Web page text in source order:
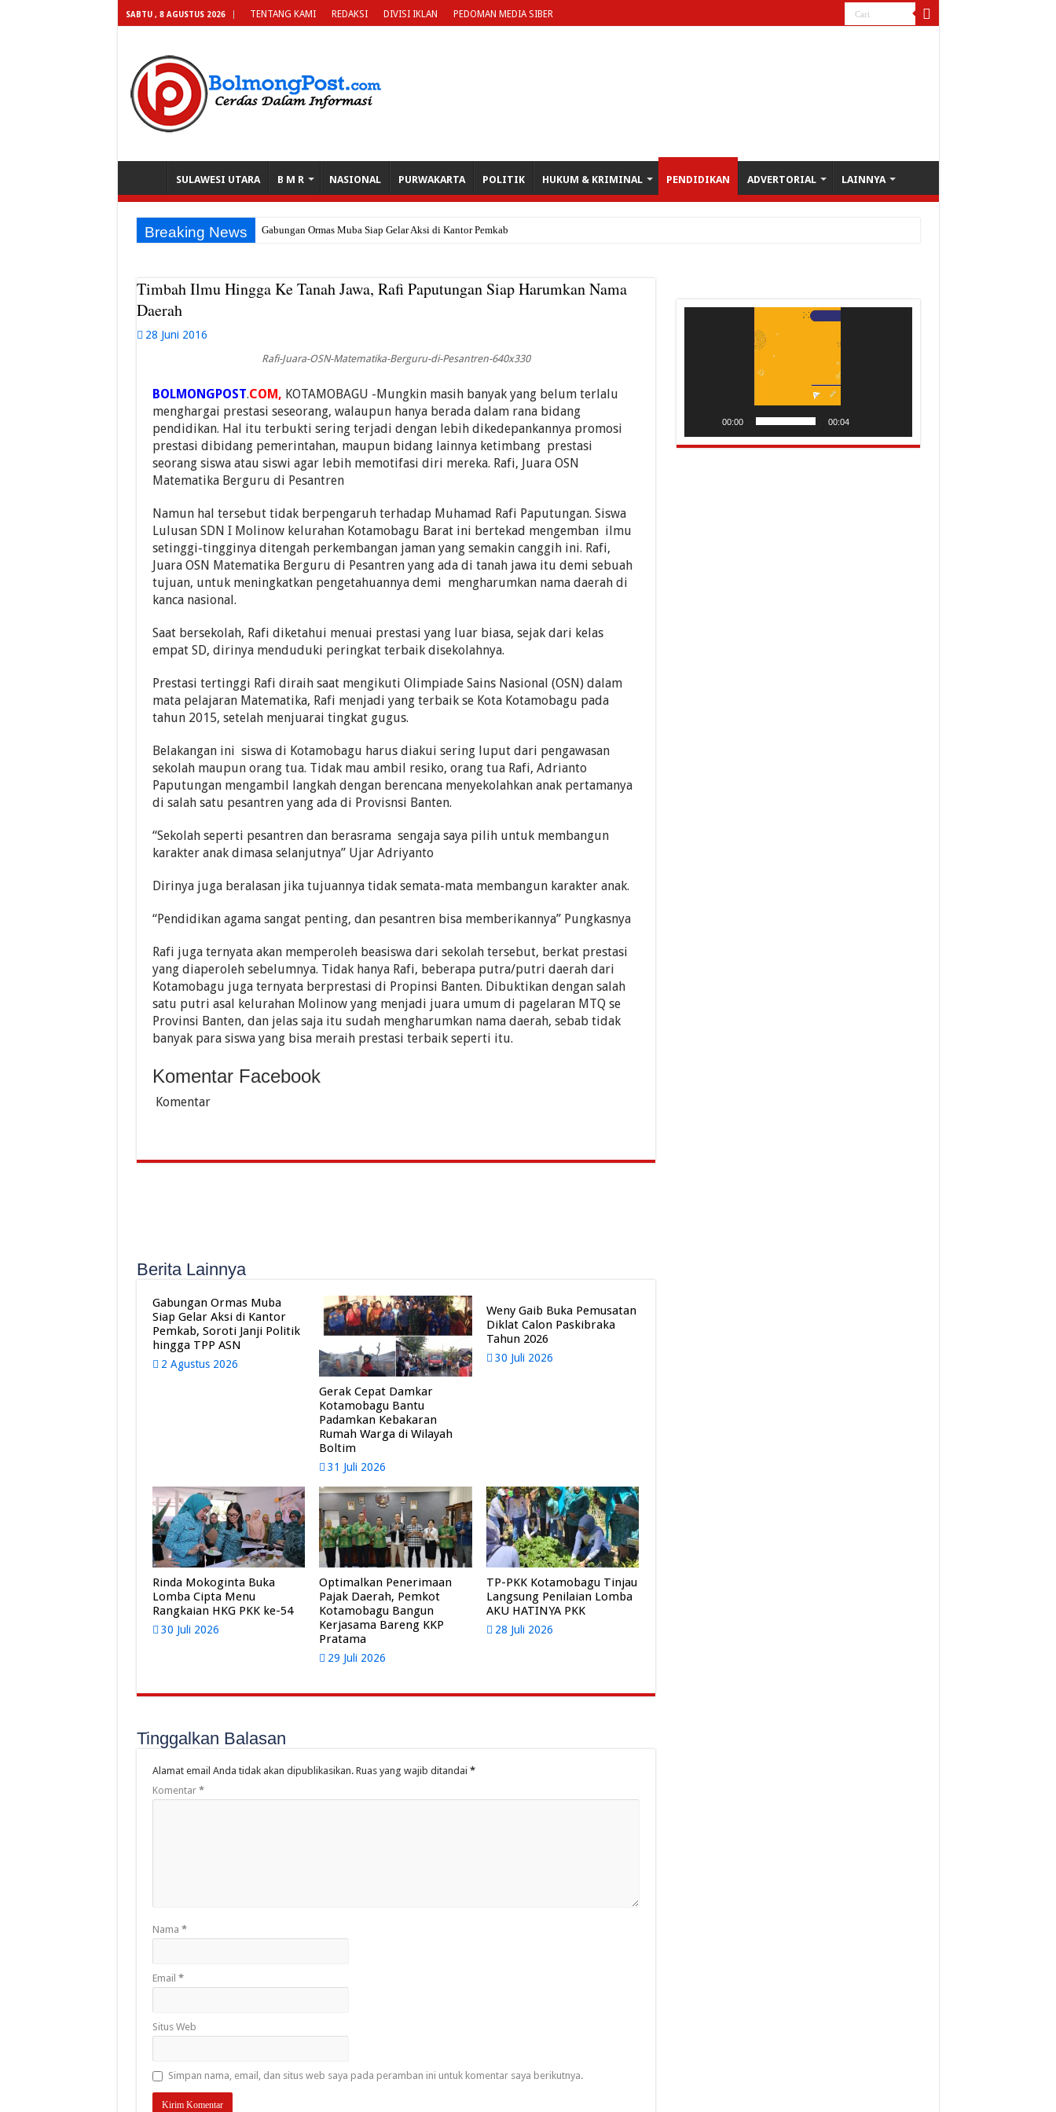
SABTU , 8 AGUSTUS 2026 TENTANG KAMI REDAKSI DIVISI IKLAN PEDOMAN MEDIA SIBER
SULAWESI UTARA B M R NASIONAL PURWAKARTA POLITIK HUKUM & KRIMINAL PENDIDIKAN ADVERTORIAL LAINNYA
Breaking News Gabungan Ormas Muba Siap Gelar Aksi di Kantor Pemkab, Soroti Janji Pol
Timbah Ilmu Hingga Ke Tanah Jawa, Rafi Paputungan Siap Harumkan Nama
Daerah
28 Juni 2016
Rafi-Juara-OSN-Matematika-Berguru-di-Pesantren-640x330
BOLMONGPOST.COM, KOTAMOBAGU -Mungkin masih banyak yang belum terlalu
menghargai prestasi seseorang, walaupun hanya berada dalam rana bidang
pendidikan. Hal itu terbukti sering terjadi dengan lebih dikedepankannya promosi
prestasi dibidang pemerintahan, maupun bidang lainnya ketimbang prestasi
seorang siswa atau siswi agar lebih memotifasi diri mereka. Rafi, Juara OSN
Matematika Berguru di Pesantren
Namun hal tersebut tidak berpengaruh terhadap Muhamad Rafi Paputungan. Siswa
Lulusan SDN I Molinow kelurahan Kotamobagu Barat ini bertekad mengemban ilmu
setinggi-tingginya ditengah perkembangan jaman yang semakin canggih ini. Rafi,
Juara OSN Matematika Berguru di Pesantren yang ada di tanah jawa itu demi sebuah
tujuan, untuk meningkatkan pengetahuannya demi mengharumkan nama daerah di
kanca nasional.
Saat bersekolah, Rafi diketahui menuai prestasi yang luar biasa, sejak dari kelas
empat SD, dirinya menduduki peringkat terbaik disekolahnya.
Prestasi tertinggi Rafi diraih saat mengikuti Olimpiade Sains Nasional (OSN) dalam
mata pelajaran Matematika, Rafi menjadi yang terbaik se Kota Kotamobagu pada
tahun 2015, setelah menjuarai tingkat gugus.
Belakangan ini siswa di Kotamobagu harus diakui sering luput dari pengawasan
sekolah maupun orang tua. Tidak mau ambil resiko, orang tua Rafi, Adrianto
Paputungan mengambil langkah dengan berencana menyekolahkan anak pertamanya
di salah satu pesantren yang ada di Provisnsi Banten.
“Sekolah seperti pesantren dan berasrama sengaja saya pilih untuk membangun
karakter anak dimasa selanjutnya” Ujar Adriyanto
Dirinya juga beralasan jika tujuannya tidak semata-mata membangun karakter anak.
“Pendidikan agama sangat penting, dan pesantren bisa memberikannya” Pungkasnya
Rafi juga ternyata akan memperoleh beasiswa dari sekolah tersebut, berkat prestasi
yang diaperoleh sebelumnya. Tidak hanya Rafi, beberapa putra/putri daerah dari
Kotamobagu juga ternyata berprestasi di Propinsi Banten. Dibuktikan dengan salah
satu putri asal kelurahan Molinow yang menjadi juara umum di pagelaran MTQ se
Provinsi Banten, dan jelas saja itu sudah mengharumkan nama daerah, sebab tidak
banyak para siswa yang bisa meraih prestasi terbaik seperti itu.
Komentar Facebook
Komentar
Berita Lainnya
Gabungan Ormas Muba
Siap Gelar Aksi di Kantor
Pemkab, Soroti Janji Politik
hingga TPP ASN
2 Agustus 2026
Gerak Cepat Damkar
Kotamobagu Bantu
Padamkan Kebakaran
Rumah Warga di Wilayah
Boltim
31 Juli 2026
Weny Gaib Buka Pemusatan
Diklat Calon Paskibraka
Tahun 2026
30 Juli 2026
Rinda Mokoginta Buka
Lomba Cipta Menu
Rangkaian HKG PKK ke-54
30 Juli 2026
Optimalkan Penerimaan
Pajak Daerah, Pemkot
Kotamobagu Bangun
Kerjasama Bareng KKP
Pratama
29 Juli 2026
TP-PKK Kotamobagu Tinjau
Langsung Penilaian Lomba
AKU HATINYA PKK
28 Juli 2026
Tinggalkan Balasan
Alamat email Anda tidak akan dipublikasikan. Ruas yang wajib ditandai *
Komentar *
Nama *
Email *
Situs Web
Simpan nama, email, dan situs web saya pada peramban ini untuk komentar saya berikutnya.
00:00 00:04